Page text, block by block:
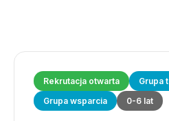
Rekrutacja otwarta
Grupa
Grupa wsparcia
0-6 lat